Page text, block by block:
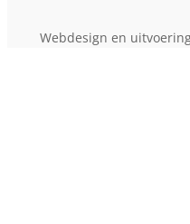
Webdesign en